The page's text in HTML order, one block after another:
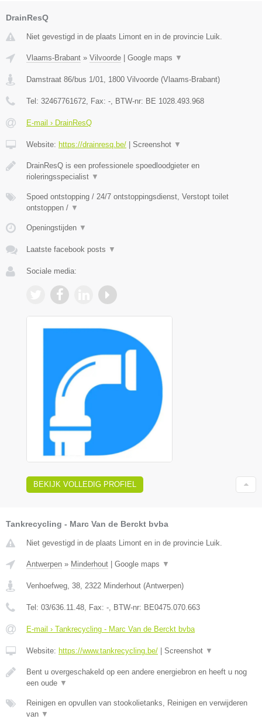
DrainResQ
Niet gevestigd in de plaats Limont en in de provincie Luik.
Vlaams-Brabant » Vilvoorde | Google maps ▼
Damstraat 86/bus 1/01 1800 Vilvoorde (Vlaams-Brabant)
Tel: 32467761672 , Fax: - , BTW-nr: BE 1028.493.968
E-mail › DrainResQ
Website: https://drainresq.be/ | Screenshot ▼
DrainResQ is een professionele spoedloodgieter en
rioleringsspecialist ▼
Spoed ontstopping / 24/7 ontstoppingsdienst, Verstopt toilet
ontstoppen / ▼
Openingstijden ▼
Laatste facebook posts ▼
Sociale media:
BEKIJK VOLLEDIG PROFIEL
Tankrecycling - Marc Van de Berckt bvba
Niet gevestigd in de plaats Limont en in de provincie Luik.
Antwerpen » Minderhout | Google maps ▼
Venhoefweg, 38 2322 Minderhout (Antwerpen)
Tel: 03/636.11.48 , Fax: - , BTW-nr: BE0475.070.663
E-mail › Tankrecycling - Marc Van de Berckt bvba
Website: https://www.tankrecycling.be/ | Screenshot ▼
Bent u overgeschakeld op een andere energiebron en heeft u nog
een oude ▼
Reinigen en opvullen van stookolietanks, Reinigen en verwijderen
van ▼